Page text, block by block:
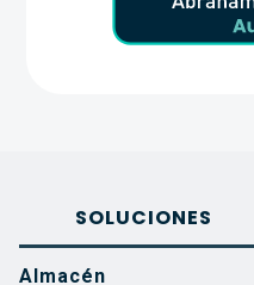
SOLUCIONES
Almacén